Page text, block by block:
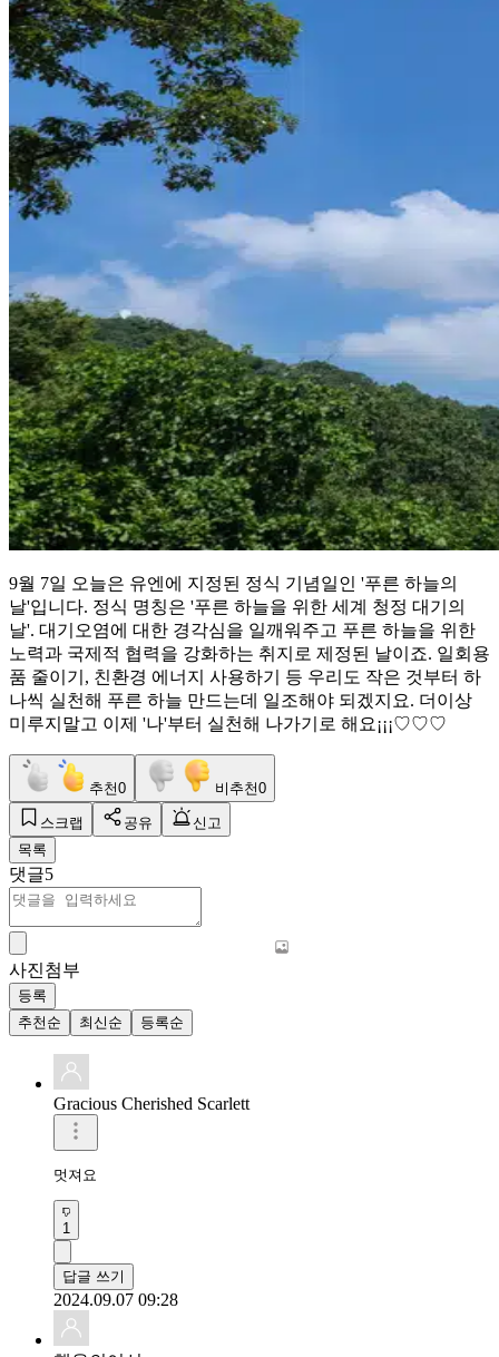
9월 7일 오늘은 유엔에 지정된 정식 기념일인 '푸른 하늘의
날'입니다. 정식 명칭은 '푸른 하늘을 위한 세계 청정 대기의
날'. 대기오염에 대한 경각심을 일깨워주고 푸른 하늘을 위한
노력과 국제적 협력을 강화하는 취지로 제정된 날이죠. 일회용
품 줄이기, 친환경 에너지 사용하기 등 우리도 작은 것부터 하
나씩 실천해 푸른 하늘 만드는데 일조해야 되겠지요. 더이상
미루지말고 이제 '나'부터 실천해 나가기로 해요¡¡¡♡♡♡
추천0 비추천0
스크랩 공유
신고
목록
댓글5
사진첨부
등록
추천순
최신순 등록순
Gracious Cherished Scarlett
멋져요
1
답글 쓰기
2024.09.07 09:28